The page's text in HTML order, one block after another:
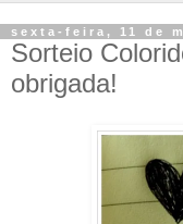
sexta-feira, 11 de
Sorteio
obrigada!